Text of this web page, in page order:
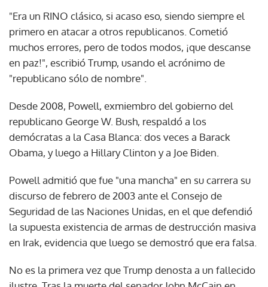
"Era un RINO clásico, si acaso eso, siendo siempre el
primero en atacar a otros republicanos. Cometió
muchos errores, pero de todos modos, ¡que descanse
en paz!", escribió Trump, usando el acrónimo de
"republicano sólo de nombre".
Desde 2008, Powell, exmiembro del gobierno del
republicano George W. Bush, respaldó a los
demócratas a la Casa Blanca: dos veces a Barack
Obama, y luego a Hillary Clinton y a Joe Biden.
Powell admitió que fue "una mancha" en su carrera su
discurso de febrero de 2003 ante el Consejo de
Seguridad de las Naciones Unidas, en el que defendió
la supuesta existencia de armas de destrucción masiva
en Irak, evidencia que luego se demostró que era falsa.
No es la primera vez que Trump denosta a un fallecido